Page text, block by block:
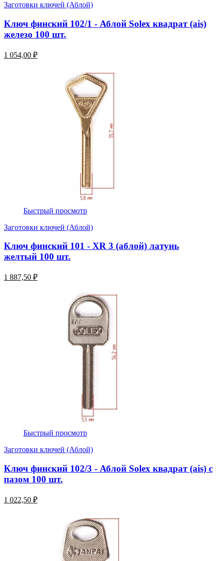
Заготовки ключей (Аблой)
Ключ финский 102/1 - Аблой Solex квадрат (ais)
железо 100 шт.
1 054,00 ₽
Быстрый просмотр
Заготовки ключей (Аблой)
Ключ финский 101 - XR 3 (аблой) латунь
желтый 100 шт.
1 887,50 ₽
Быстрый просмотр
Заготовки ключей (Аблой)
Ключ финский 102/3 - Аблой Solex квадрат (ais) с
пазом 100 шт.
1 022,50 ₽